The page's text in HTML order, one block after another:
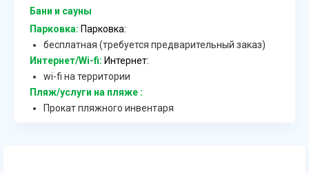
Бани и сауны
Парковка: Парковка:
бесплатная (требуется предварительный заказ)
Интернет/Wi-fi: Интернет:
wi-fi на территории
Пляж/услуги на пляже :
Прокат пляжного инвентаря